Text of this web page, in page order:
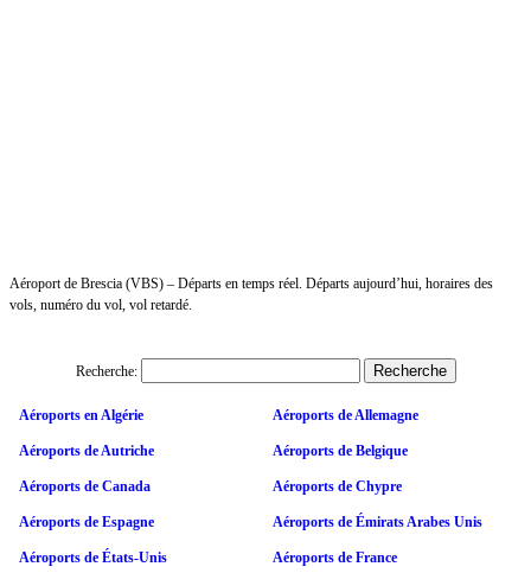
Aéroport de Brescia (VBS) – Départs en temps réel. Départs aujourd’hui, horaires des
vols, numéro du vol, vol retardé.
Recherche:
Aéroports en Algérie Aéroports de Allemagne
Aéroports de Autriche Aéroports de Belgique
Aéroports de Canada Aéroports de Chypre
Aéroports de Espagne Aéroports de Émirats Arabes Unis
Aéroports de États-Unis Aéroports de France